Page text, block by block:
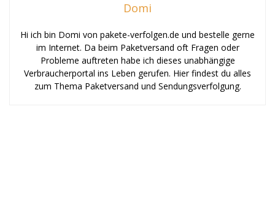
Domi
Hi ich bin Domi von pakete-verfolgen.de und bestelle gerne
im Internet. Da beim Paketversand oft Fragen oder
Probleme auftreten habe ich dieses unabhängige
Verbraucherportal ins Leben gerufen. Hier findest du alles
zum Thema Paketversand und Sendungsverfolgung.